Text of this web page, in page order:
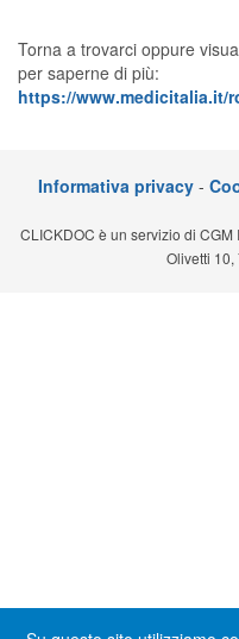
Prenotazioni
Planner e
Teleconsulto
Torna a trovarci oppure
per saperne di più:
https://www.medicitalia.it/
Informativa privacy -
CLICKDOC è un servizio di
Olivetti 10,